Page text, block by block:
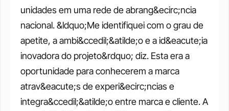
unidades em uma rede de abrang&ecirc;ncia
nacional. &ldquo;Me identifiquei com o grau de
apetite, a ambi&ccedil;&atilde;o e a id&eacute;ia
inovadora do projeto&rdquo; diz. Esta era a
oportunidade para conhecerem a marca
atrav&eacute;s de experi&ecirc;ncias e
integra&ccedil;&atilde;o entre marca e cliente. A